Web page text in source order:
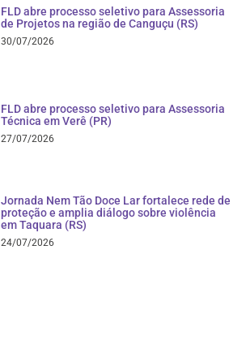
FLD abre processo seletivo para Assessoria
de Projetos na região de Canguçu (RS)
30/07/2026
FLD abre processo seletivo para Assessoria
Técnica em Verê (PR)
27/07/2026
Jornada Nem Tão Doce Lar fortalece rede de
proteção e amplia diálogo sobre violência
em Taquara (RS)
24/07/2026